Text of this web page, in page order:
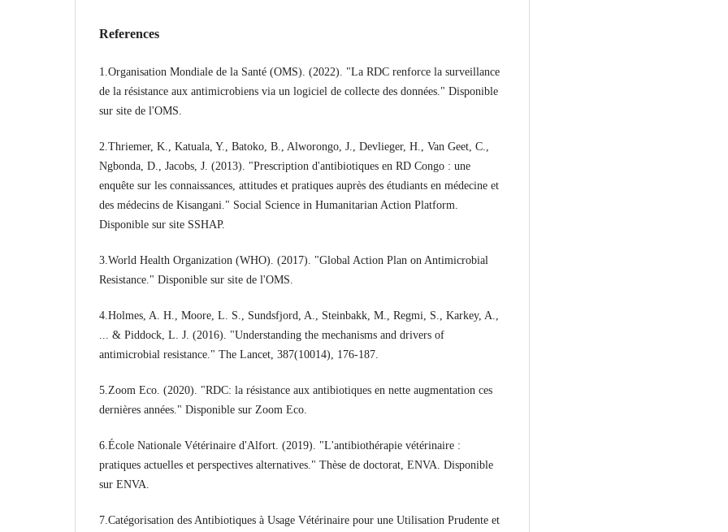
References
1.Organisation Mondiale de la Santé (OMS). (2022). "La RDC renforce la surveillance
de la résistance aux antimicrobiens via un logiciel de collecte des données." Disponible
sur site de l'OMS.
2.Thriemer, K., Katuala, Y., Batoko, B., Alworongo, J., Devlieger, H., Van Geet, C.,
Ngbonda, D., Jacobs, J. (2013). "Prescription d'antibiotiques en RD Congo : une
enquête sur les connaissances, attitudes et pratiques auprès des étudiants en médecine et
des médecins de Kisangani." Social Science in Humanitarian Action Platform.
Disponible sur site SSHAP.
3.World Health Organization (WHO). (2017). "Global Action Plan on Antimicrobial
Resistance." Disponible sur site de l'OMS.
4.Holmes, A. H., Moore, L. S., Sundsfjord, A., Steinbakk, M., Regmi, S., Karkey, A.,
... & Piddock, L. J. (2016). "Understanding the mechanisms and drivers of
antimicrobial resistance." The Lancet, 387(10014), 176-187.
5.Zoom Eco. (2020). "RDC: la résistance aux antibiotiques en nette augmentation ces
dernières années." Disponible sur Zoom Eco.
6.École Nationale Vétérinaire d'Alfort. (2019). "L'antibiothérapie vétérinaire :
pratiques actuelles et perspectives alternatives." Thèse de doctorat, ENVA. Disponible
sur ENVA.
7.Catégorisation des Antibiotiques à Usage Vétérinaire pour une Utilisation Prudente et